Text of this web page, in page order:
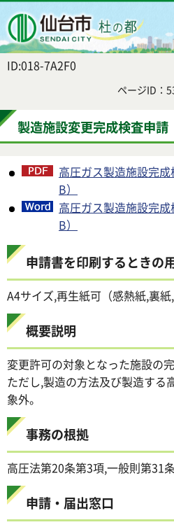
ID:018-7A2F0
ページID：
製造施設変更完成検査申請
高圧ガス製造施設完
B）
高圧ガス製造施設完
B）
申請書を印刷するときの
A4サイズ,再生紙可（感熱紙,裏紙,
概要説明
変更許可の対象となった施設の完
ただし,製造の方法及び製造する
象外。
事務の根拠
高圧法第20条第3項,一般則第31
申請・届出窓口